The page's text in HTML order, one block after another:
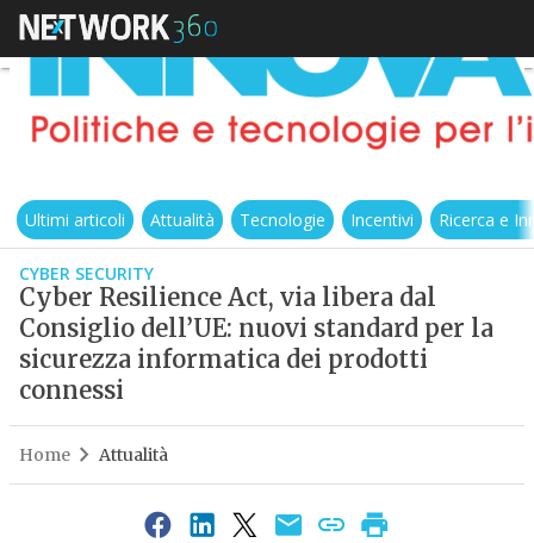
Ultimi articoli Attualità Tecnologie Incentivi Ricerca e
CYBER SECURITY
Cyber Resilience Act, via libera dal
Consiglio dell’UE: nuovi standard per la
sicurezza informatica dei prodotti
connessi
Home Attualità